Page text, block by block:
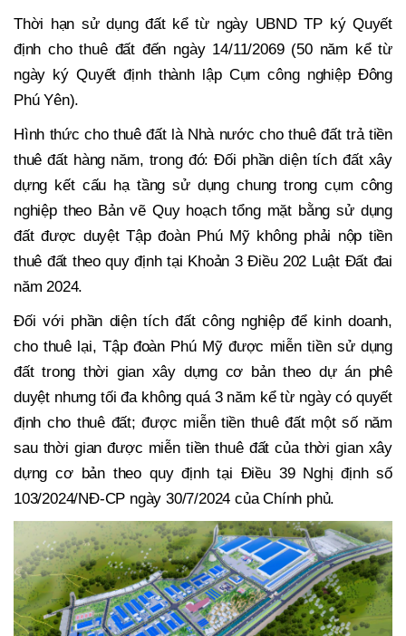
Thời hạn sử dụng đất kể từ ngày UBND TP ký Quyết
định cho thuê đất đến ngày 14/11/2069 (50 năm kể từ
ngày ký Quyết định thành lập Cụm công nghiệp Đông
Phú Yên).
Hình thức cho thuê đất là Nhà nước cho thuê đất trả tiền
thuê đất hàng năm, trong đó: Đối phần diện tích đất xây
dựng kết cấu hạ tầng sử dụng chung trong cụm công
nghiệp theo Bản vẽ Quy hoạch tổng mặt bằng sử dụng
đất được duyệt Tập đoàn Phú Mỹ không phải nộp tiền
thuê đất theo quy định tại Khoản 3 Điều 202 Luật Đất đai
năm 2024.
Đối với phần diện tích đất công nghiệp để kinh doanh,
cho thuê lại, Tập đoàn Phú Mỹ được miễn tiền sử dụng
đất trong thời gian xây dựng cơ bản theo dự án phê
duyệt nhưng tối đa không quá 3 năm kể từ ngày có quyết
định cho thuê đất; được miễn tiền thuê đất một số năm
sau thời gian được miễn tiền thuê đất của thời gian xây
dựng cơ bản theo quy định tại Điều 39 Nghị định số
103/2024/NĐ-CP ngày 30/7/2024 của Chính phủ.